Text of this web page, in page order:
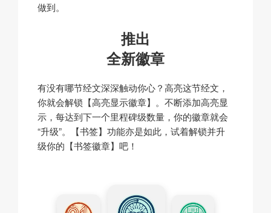
做到。
推出
全新徽章
有没有哪节经文深深触动你心？高亮这节经文，
你就会解锁【高亮显示徽章】。不断添加高亮显
示，每达到下一个里程碑级数量，你的徽章就会
“升级”。【书签】功能亦是如此，试着解锁并升
级你的【书签徽章】吧！